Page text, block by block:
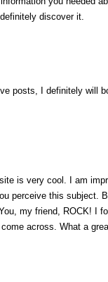
discover it.
posts, I definitely will
is very cool. I am
perceive this subject.
my friend, ROCK! I
across. What a